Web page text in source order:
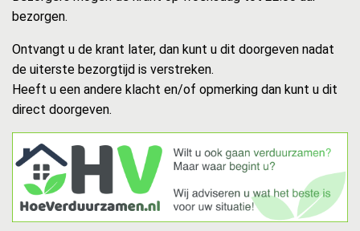
bezorgen.
Ontvangt u de krant later, dan kunt u dit doorgeven nadat
de uiterste bezorgtijd is verstreken.
Heeft u een andere klacht en/of opmerking dan kunt u dit
direct doorgeven.